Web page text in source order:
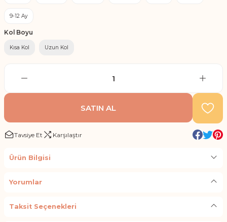
9-12 Ay
Kol Boyu
Kısa Kol Uzun Kol
SATIN AL
Tavsiye Et Karşılaştır
Ürün Bilgisi
Yorumlar
Taksit Seçenekleri